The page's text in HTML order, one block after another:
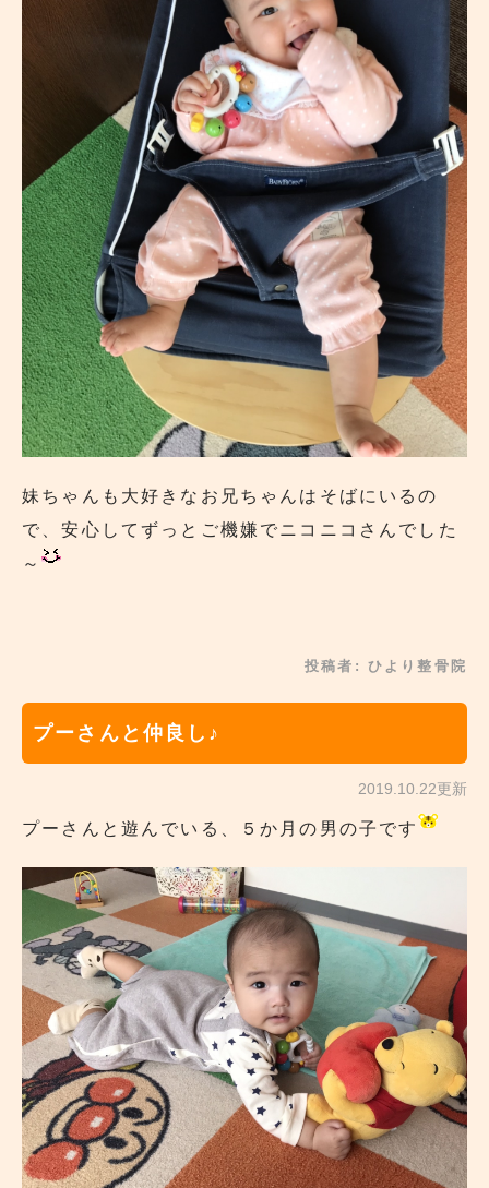
妹ちゃんも大好きなお兄ちゃんはそばにいるの
で、安心してずっとご機嫌でニコニコさんでした
～
投稿者: ひより整骨院
プーさんと仲良し♪
2019.10.22更新
プーさんと遊んでいる、５か月の男の子です